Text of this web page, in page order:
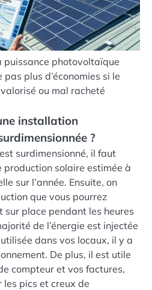
puissance photovoltaïque
pas plus d’économies si le
ou mal racheté
installation
?
surdimensionné, il faut
production solaire estimée à
sur l’année. Ensuite, on
que vous pourrez
sur place pendant les heures
de l’énergie est injectée
dans vos locaux, il y a
De plus, il est utile
compteur et vos factures,
les pics et creux de